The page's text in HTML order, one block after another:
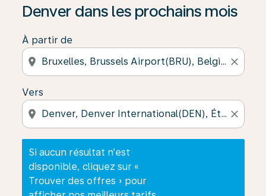
Denver dans les prochains mois
À partir de
location_on close
Vers
location_on close
Si aucun résultat n’est
disponible, cliquez sur «
Trouver des offres » pour